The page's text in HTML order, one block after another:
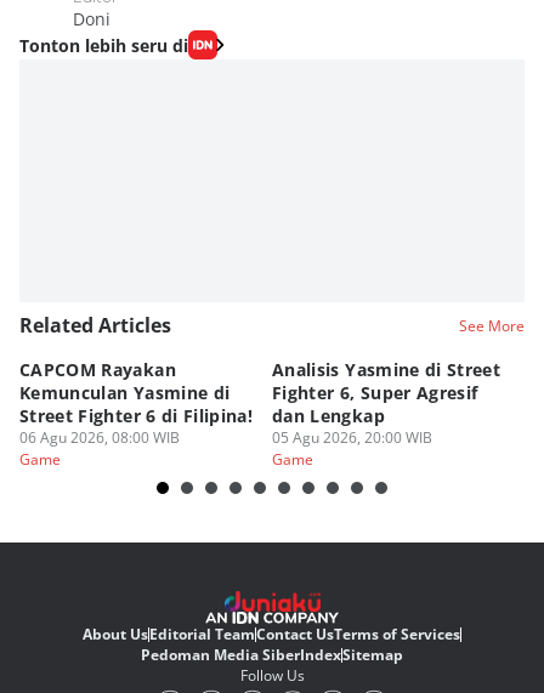
Doni
Tonton lebih seru di
Related Articles See More
CAPCOM Rayakan
Kemunculan Yasmine di
Street Fighter 6 di Filipina!
06 Agu 2026, 08:00 WIB
Game
Analisis Yasmine di Street
Fighter 6, Super Agresif
dan Lengkap
05 Agu 2026, 20:00 WIB
Game
About UsEditorial TeamContact UsTerms of Services
Pedoman Media SiberIndexSitemap
Follow Us